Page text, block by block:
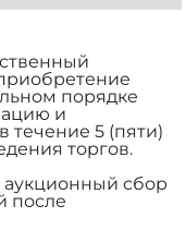
порядке
и
в течение 5 (пяти)
торгов.
аукционный сбор
после